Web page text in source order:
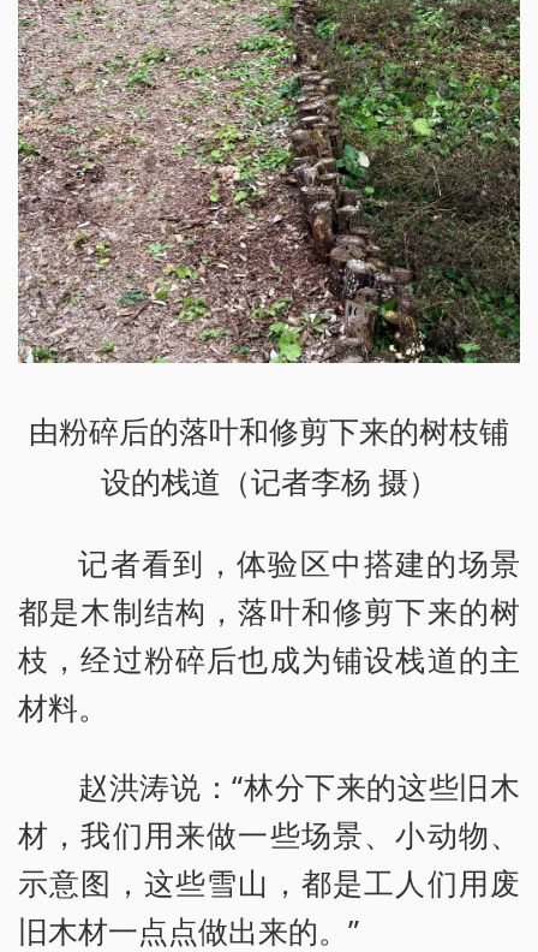
由粉碎后的落叶和修剪下来的树枝铺
设的栈道（记者李杨 摄）
记者看到，体验区中搭建的场景
都是木制结构，落叶和修剪下来的树
枝，经过粉碎后也成为铺设栈道的主
材料。
赵洪涛说：“林分下来的这些旧木
材，我们用来做一些场景、小动物、
示意图，这些雪山，都是工人们用废
旧木材一点点做出来的。”